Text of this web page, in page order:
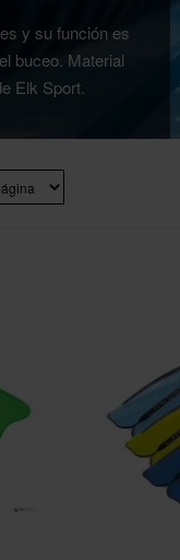
y su función es
buceo. Material
Elk Sport.